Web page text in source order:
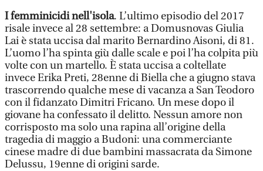
I femminicidi nell'isola. L’ultimo episodio del 2017
risale invece al 28 settembre: a Domusnovas Giulia
Lai è stata uccisa dal marito Bernardino Aisoni, di 81.
L’uomo l’ha spinta giù dalle scale e poi l’ha colpita più
volte con un martello. È stata uccisa a coltellate
invece Erika Preti, 28enne di Biella che a giugno stava
trascorrendo qualche mese di vacanza a San Teodoro
con il fidanzato Dimitri Fricano. Un mese dopo il
giovane ha confessato il delitto. Nessun amore non
corrisposto ma solo una rapina all’origine della
tragedia di maggio a Budoni: una commerciante
cinese madre di due bambini massacrata da Simone
Delussu, 19enne di origini sarde.